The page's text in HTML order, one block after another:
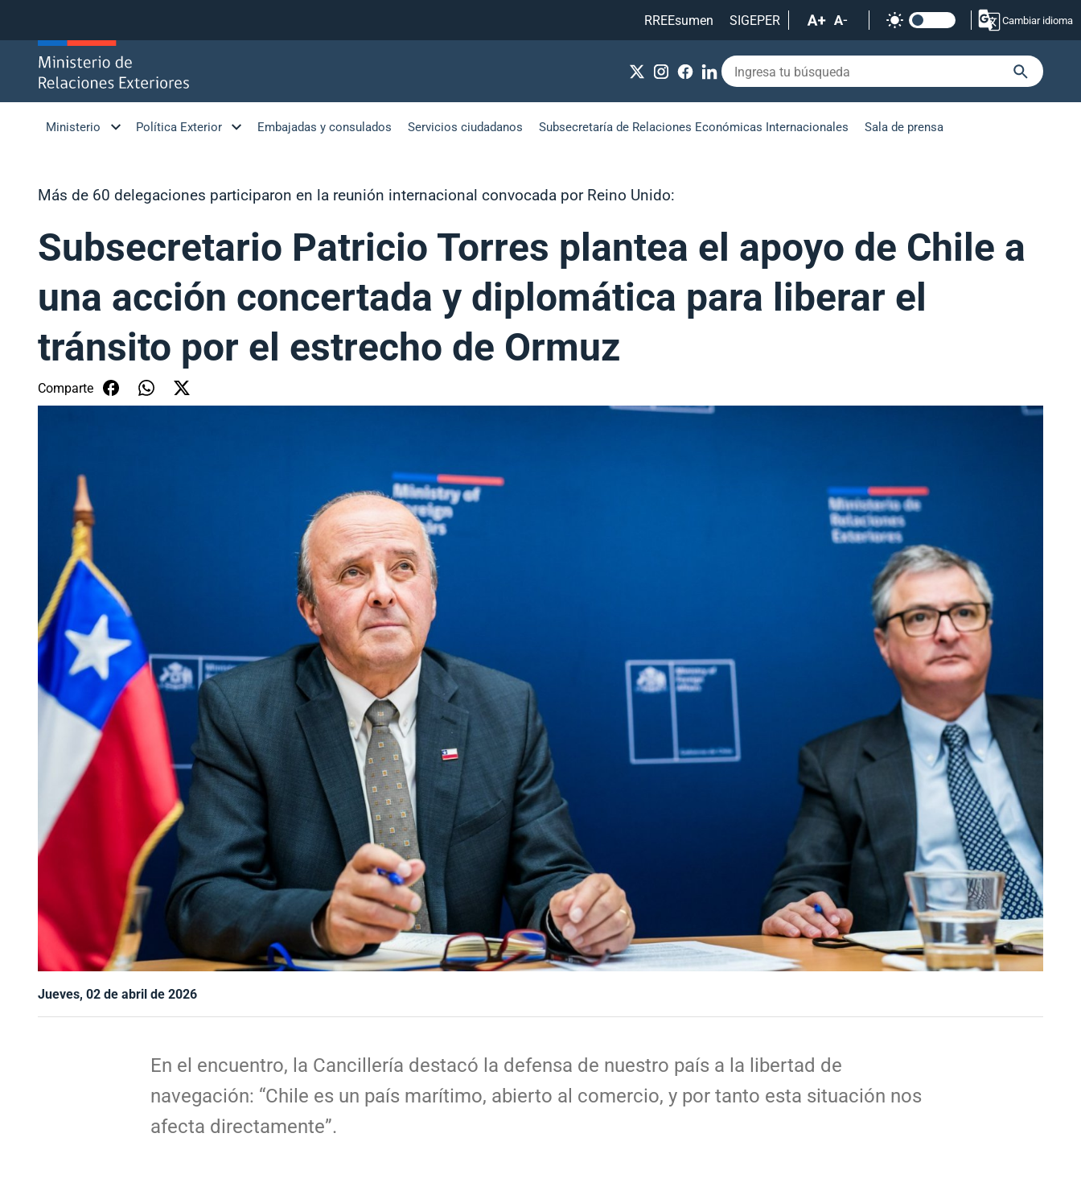
RREEsumen
SIGEPER Cambiar idioma
Ministerio Política Exterior Embajadas y consulados Servicios ciudadanos Subsecretaría de Relaciones Económicas Internacionales Sala de prensa
Más de 60 delegaciones participaron en la reunión internacional convocada por Reino Unido:
Subsecretario Patricio Torres plantea el apoyo de Chile a
una acción concertada y diplomática para liberar el
tránsito por el estrecho de Ormuz
Comparte
Jueves, 02 de abril de 2026
En el encuentro, la Cancillería destacó la defensa de nuestro país a la libertad de
navegación: “Chile es un país marítimo, abierto al comercio, y por tanto esta situación nos
afecta directamente”.